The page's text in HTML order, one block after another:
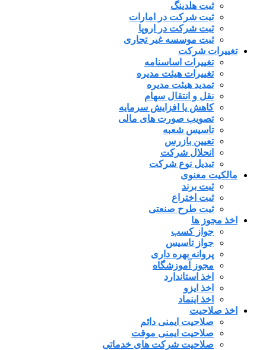
ثبت هلدینگ
ثبت شرکت در امارات
ثبت شرکت در اروپا
ثبت موسسه غیر تجاری
تغییرات شرکت
تغییرات اساسنامه
تغییرات هیئت مدیره
تمدید هیئت مدیره
نقل و انتقال سهام
کاهش یا افزایش سرمایه
تصویب صورت های مالی
تاسیس شعبه
تعیین بازرس
انحلال شرکت
تبدیل نوع شرکت
مالکیت معنوی
ثبت برند
ثبت اختراع
ثبت طرح صنعتی
اخذ مجوز ها
جواز کسب
جواز تاسیس
پروانه بهره داری
مجوز آموزشگاه
اخذ استاندارد
اخذ ایزو
اخذ اینماد
اخذ صلاحیت
صلاحیت ایمنی دائم
صلاحیت ایمنی موقت
صلاحیت شرکت های خدماتی